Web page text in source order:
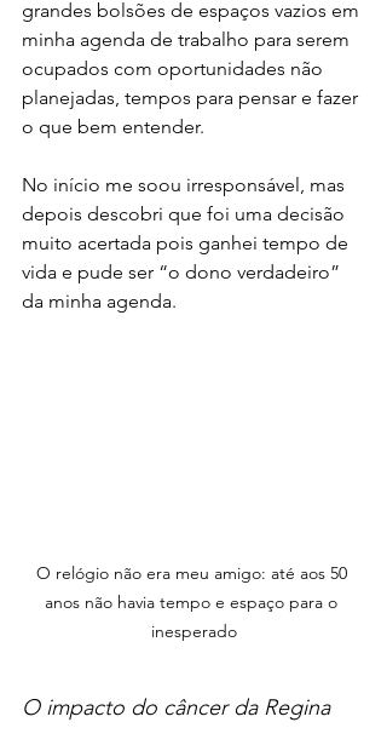
grandes bolsões de espaços vazios em
minha agenda de trabalho para serem
ocupados com oportunidades não
planejadas, tempos para pensar e fazer
o que bem entender.
No início me soou irresponsável, mas
depois descobri que foi uma decisão
muito acertada pois ganhei tempo de
vida e pude ser “o dono verdadeiro”
da minha agenda.
O relógio não era meu amigo: até aos 50
anos não havia tempo e espaço para o
inesperado
O impacto do câncer da Regina